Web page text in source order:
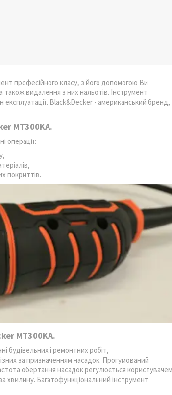
професійного класу, з його допомогою Ви
видалення з них нальотів. Інструмент
експлуатації. Black&Decker - американський бренд,
MT300KA.
операції:
покриттів.
MT300KA.
будівельних і ремонтних робіт,
за призначенням насадок. Прогумований
обертання насадок регулюється користувачем
хвилину. Багатофункціональний інструмент